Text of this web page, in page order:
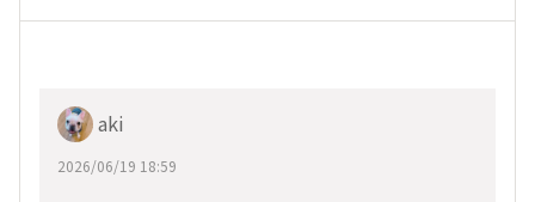
aki
2026/06/19 18:59